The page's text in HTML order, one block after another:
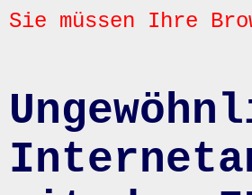
Sie müssen Ihre